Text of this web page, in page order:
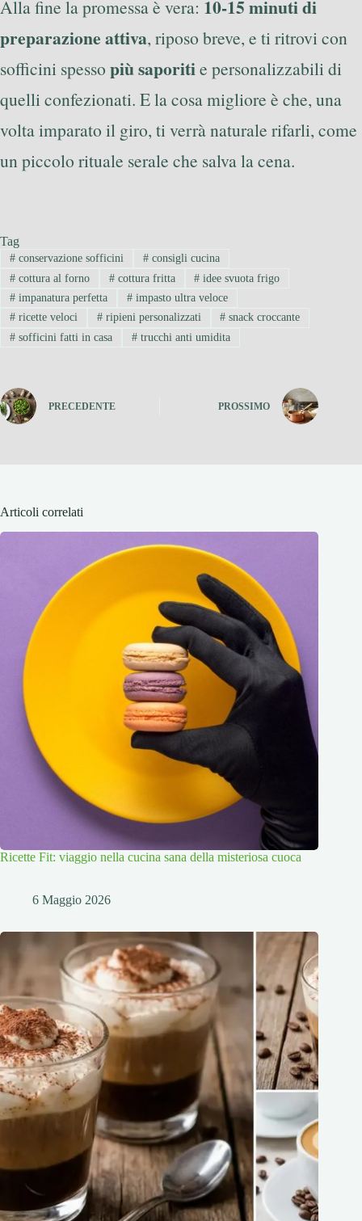
Alla fine la promessa è vera: 10-15 minuti di
preparazione attiva, riposo breve, e ti ritrovi con
sofficini spesso più saporitie personalizzabili di
quelli confezionati. E la cosa migliore è che, una
volta imparato il giro, ti verrà naturale rifarli, come
un piccolo rituale serale che salva la cena.
Tag
#conservazione sofficini #consigli cucina
#cottura al forno #cottura fritta # idee svuota frigo
#impanatura perfetta #impasto ultra veloce
#ricette veloci #ripieni personalizzati # snack croccante
#sofficini fatti in casa #trucchi anti umidita
PRECEDENTE PROSSIMO
Articoli correlati
Ricette Fit: viaggio nella cucina sana della misteriosa cuoca
6 Maggio 2026